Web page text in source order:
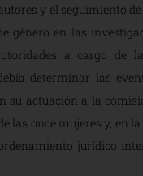
y el seguimiento
género en las
a cargo de la
determinar las
su actuación a la
las once mujeres y, en
jurídico